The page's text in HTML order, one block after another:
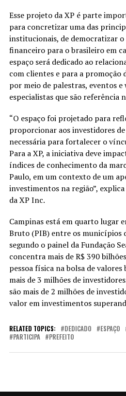
Esse projeto da XP é parte
para concretizar uma das
institucionais, de democratizar o
financeiro para o brasileiro em
espaço será dedicado ao
com clientes e para a promoção
por meio de palestras, eventos e
especialistas que são referência
“O espaço foi projetado para
proporcionar aos investidores
necessária para fortalecer o
Para a XP, a iniciativa deve
índices de conhecimento da
Paulo, em um contexto de um
investimentos na região”,
da XP Inc.
Campinas está em quarto lugar
Bruto (PIB) entre os municípios
segundo o painel da Fundação
concentra mais de R$ 390
pessoa física na bolsa de valores
mais de 3 milhões de
são mais de 2 milhões de
valor em investimentos
RELATED TOPICS: DEDICADO ESPAÇO
PARTICIPA
PREFEITO